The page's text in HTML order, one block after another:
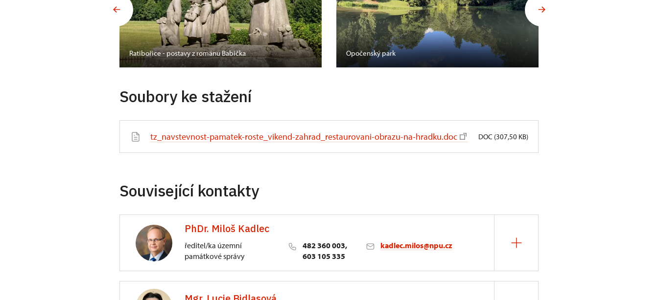
Ratibořice - postavy z románu Babička Opočenský park
Soubory ke stažení
tz_navstevnost-pamatek-roste_vikend-zahrad_restaurovani-obrazu-na-hradku.doc DOC (307,50 KB)
Související kontakty
PhDr. Miloš Kadlec
ředitel/ka územní
památkové správy
482 360 003,
603 105 335
kadlec.milos@npu.cz
3/, Sychrov 3